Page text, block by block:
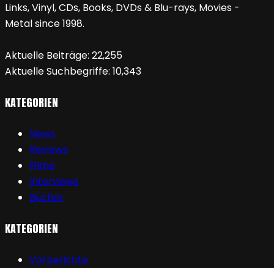
Links, Vinyl, CDs, Books, DVDs & Blu-rays, Movies -
Metal since 1998.
Aktuelle Beiträge: 22,255
Aktuelle Suchbegriffe: 10,343
KATEGORIEN
News
Reviews
Filme
Interviews
Bücher
KATEGORIEN
Vorberichte